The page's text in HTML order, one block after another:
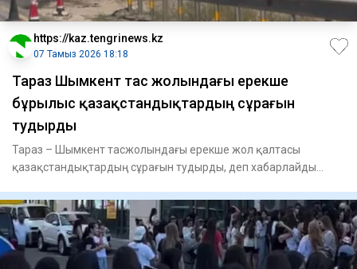
https://kaz.tengrinews.kz
07 Тамыз 2026 18:18
Тараз Шымкент тас жолындағы ерекше
бұрылыс қазақстандықтардың сұрағын
тудырды
Тараз – Шымкент тасжолындағы ерекше жол қалтасы
қазақстандықтардың сұрағын тудырды, деп хабарлайды